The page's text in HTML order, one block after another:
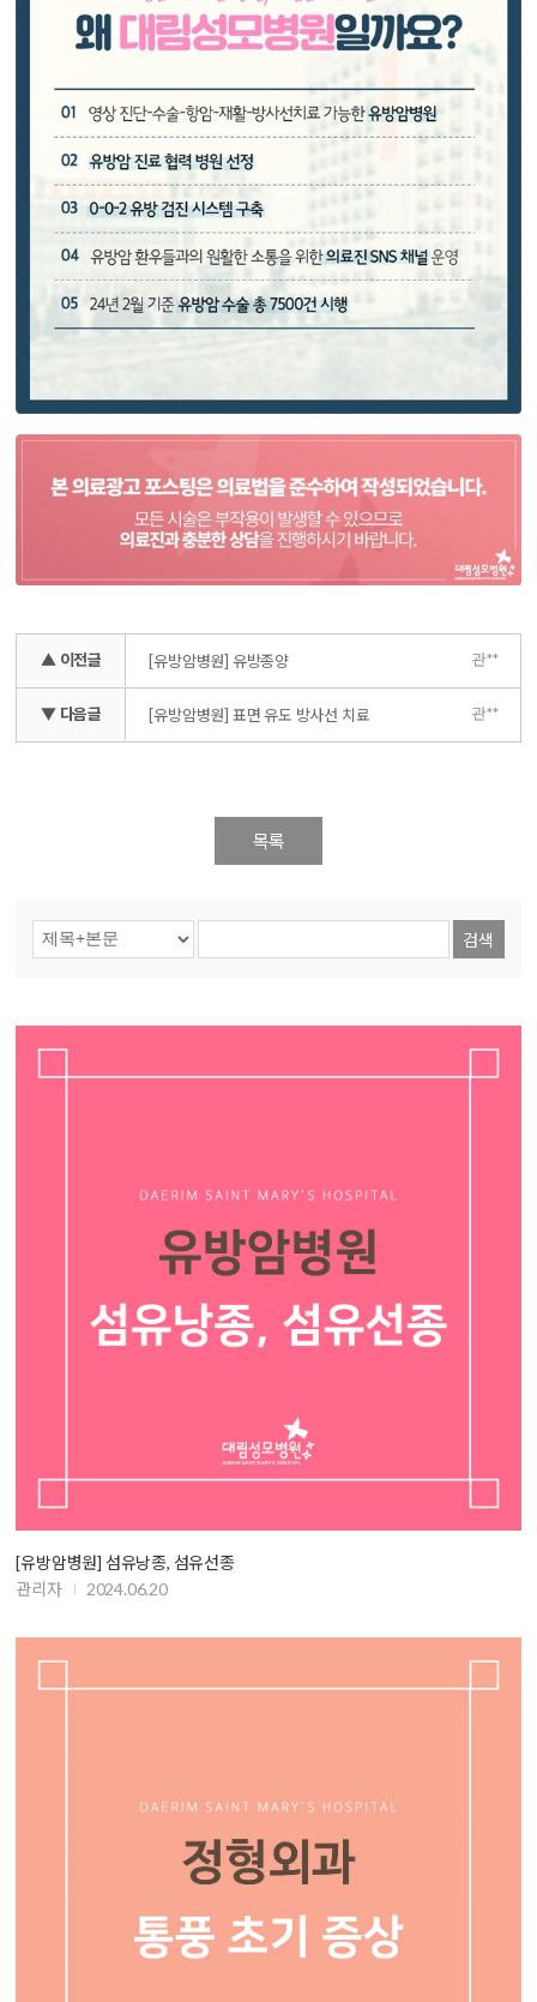
▲ 이전글 [유방암병원] 유방종양 관**
▼ 다음글 [유방암병원] 표면 유도 방사선 치료 관**
목록
검색
[유방암병원] 섬유낭종, 섬유선종
관리자
2024.06.20